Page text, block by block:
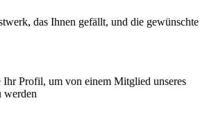
das Ihnen gefällt, und die gewünschte
Ihr Profil, um von einem Mitglied unseres
werden